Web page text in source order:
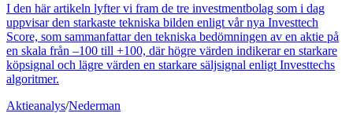
I den här artikeln lyfter vi fram de tre investmentbolag som i dag
uppvisar den starkaste tekniska bilden enligt vår nya Investtech
Score, som sammanfattar den tekniska bedömningen av en aktie på
en skala från –100 till +100, där högre värden indikerar en starkare
köpsignal och lägre värden en starkare säljsignal enligt Investtechs
algoritmer.
Aktieanalys/Nederman